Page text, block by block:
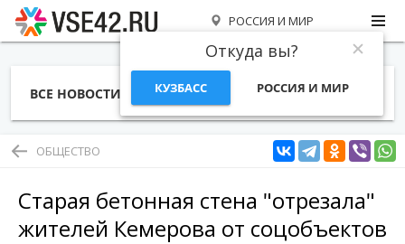
РОССИЯ И МИР
Откуда вы?
КУЗБАСС РОССИЯ И МИР
ВСЕ НОВОСТИ СТАТЬИ ТЕМЫ ФОТО
ОБЩЕСТВО
Старая бетонная стена "отрезала"
жителей Кемерова от соцобъектов